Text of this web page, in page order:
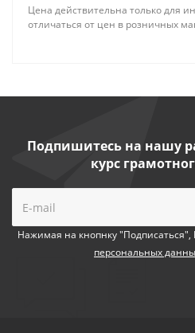
Цена действительна только для
отличаться от цен в розничных
Подпишитесь на нашу
курс
Нажимая на кнопнку "Подписаться",
персональных